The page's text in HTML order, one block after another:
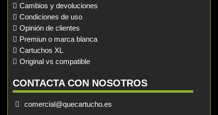
Cambios y devoluciones
Condiciones de uso
Opinión de clientes
Premiun o marca blanca
Cartuchos XL
Original vs compatible
CONTACTA CON NOSOTROS
comercial@quecartucho.es